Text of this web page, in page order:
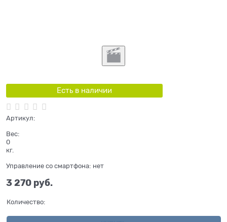
Есть в наличии
Артикул:
Вес:
0
кг.
Управление со смартфона: нет
3 270 руб.
Количество: